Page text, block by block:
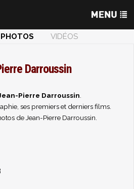
PHOTOS
VIDÉOS
Darroussin
Pierre Darroussin
ses premiers et derniers films.
de Jean-Pierre Darroussin.